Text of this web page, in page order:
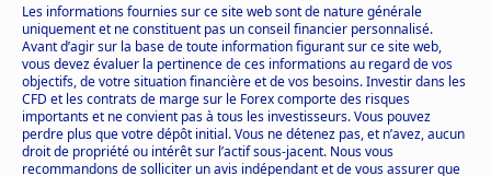
Les informations fournies sur ce site web sont de nature générale
uniquement et ne constituent pas un conseil financier personnalisé.
Avant d’agir sur la base de toute information figurant sur ce site web,
vous devez évaluer la pertinence de ces informations au regard de vos
objectifs, de votre situation financière et de vos besoins. Investir dans les
CFD et les contrats de marge sur le Forex comporte des risques
importants et ne convient pas à tous les investisseurs. Vous pouvez
perdre plus que votre dépôt initial. Vous ne détenez pas, et n’avez, aucun
droit de propriété ou intérêt sur l’actif sous-jacent. Nous vous
recommandons de solliciter un avis indépendant et de vous assurer que